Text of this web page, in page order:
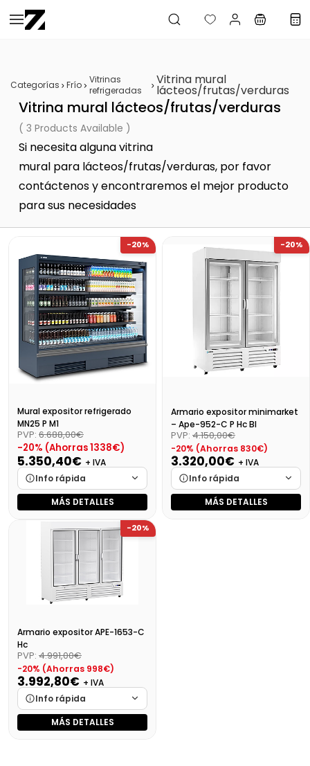
Saltar al
contenido
Categorías Frío
Vitrinas
refrigeradas
Vitrina mural
lácteos/frutas/verduras
Vitrina mural lácteos/frutas/verduras
( 3 Products Available )
Si necesita alguna vitrina
mural para lácteos/frutas/verduras, por favor
contáctenos y encontraremos el mejor producto
para sus necesidades
-20%
Mural expositor refrigerado
MN25 P M1
PVP: 6.688,00€
-20% (Ahorras 1338€)
5.350,40€ + IVA
Info rápida
Marca
Cargando…
Medidas
Cargando…
Disponibilidad
Cargando…
Precio final (+21%)
6473,98 €
MÁS DETALLES
-20%
Armario expositor minimarket
– Ape-952-C P Hc Bl
PVP: 4.150,00€
-20% (Ahorras 830€)
3.320,00€ + IVA
Info rápida
Marca
Cargando…
MÁS DETALLES
-20%
Armario expositor APE-1653-C
Hc
PVP: 4.991,00€
-20% (Ahorras 998€)
3.992,80€ + IVA
Info rápida
Marca
Cargando…
MÁS DETALLES